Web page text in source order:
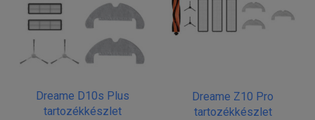
Dreame D10s Plus
tartozékkészlet
Dreame Z10 Pro
tartozékkészlet